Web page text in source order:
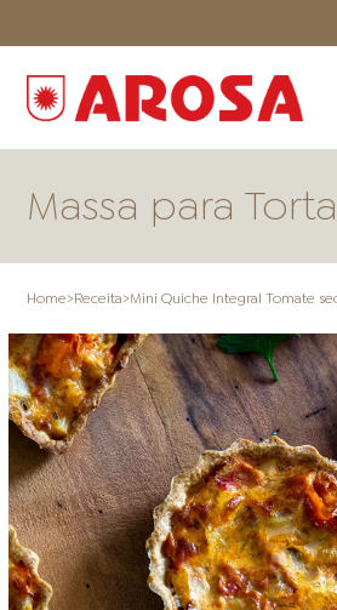
ONDE COMPRAR LOJAS AROSA
Massa para Torta
Home>Receita>Mini Quiche Integral Tomate